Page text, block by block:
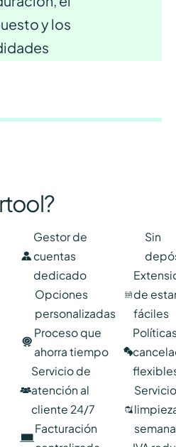
y los
Gestor de
cuentas
dedicado
Opciones
personalizadas
Proceso que
ahorra tiempo
Servicio de
atención al
cliente 24/7
Facturación
Sin
de
fáciles